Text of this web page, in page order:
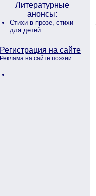
Литературные
анонсы:
Стихи в прозе, стихи
для детей.
Регистрация на сайте
Реклама на сайте поэзии: